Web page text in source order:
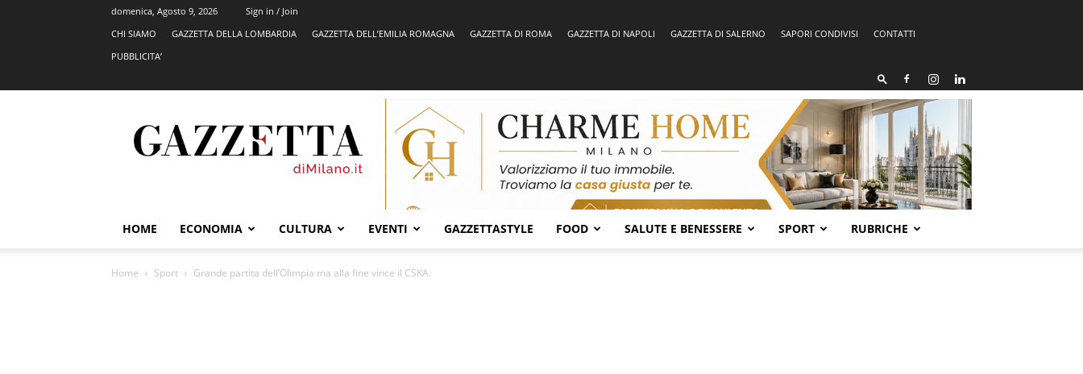
domenica, Agosto 9, 2026
Sign in / Join
CHI SIAMO
GAZZETTA DELLA LOMBARDIA GAZZETTA DELL’EMILIA ROMAGNA GAZZETTA DI ROMA GAZZETTA DI NAPOLI GAZZETTA DI SALERNO SAPORI CONDIVISI
CONTATTI
PUBBLICITA’
HOME ECONOMIA CULTURA EVENTI GAZZETTASTYLE FOOD SALUTE E BENESSERE SPORT RUBRICHE
Home Sport Grande partita dell’Olimpia ma alla fine vince il CSKA.